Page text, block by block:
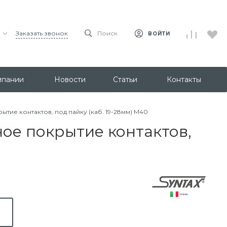
Заказать звонок Поиск ВОЙТИ
Новости Статьи Контакты
контактов, под пайку (каб. 19-28мм) M40
покрытие контактов,